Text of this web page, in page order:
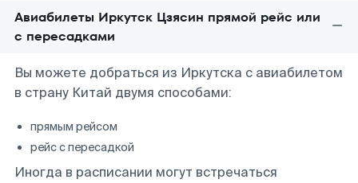
Авиабилеты Иркутск Цзясин прямой рейс или
с пересадками
Вы можете добраться из Иркутска с авиабилетом
в страну Китай двумя способами:
прямым рейсом
рейс с пересадкой
Иногда в расписании могут встречаться